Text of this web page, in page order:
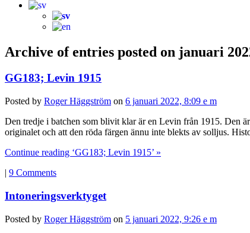
Archive of entries posted on januari
GG183; Levin 1915
Posted by Roger Häggström on 6 januari 2022, 8:09 e m
Den tredje i batchen som blivit klar är en Levin från 1915. Den
originalet och att den röda färgen ännu inte blekts av solljus.
Continue reading ‘GG183; Levin 1915’ »
| 9 Comments
Intoneringsverktyget
Posted by Roger Häggström on 5 januari 2022, 9:26 e m